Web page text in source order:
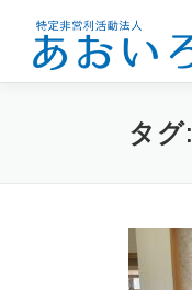
ン
タグ: